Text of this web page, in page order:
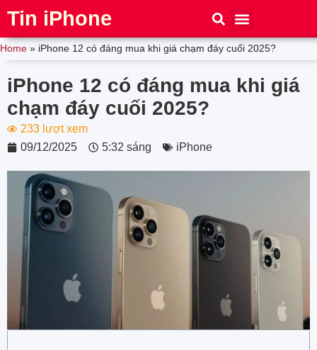
Tin iPhone
Home » iPhone 12 có đáng mua khi giá chạm đáy cuối 2025?
iPhone 12 có đáng mua khi giá
chạm đáy cuối 2025?
233 lượt xem
09/12/2025
5:32 sáng iPhone